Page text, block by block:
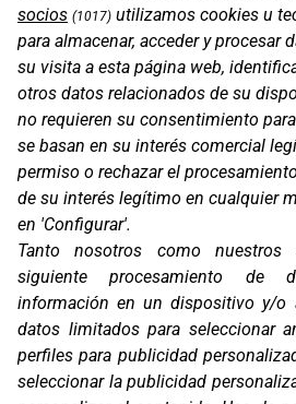
CABLE USB-C /
socios (1017) utilizamos cookies u
para almacenar, acceder y procesar
su visita a esta página web,
otros datos relacionados de su
no requieren su consentimiento
se basan en su interés comercial
permiso o rechazar el
de su interés legítimo en cualquier
en 'Configurar'.
Tanto nosotros como nuestros
siguiente procesamiento de
información en un dispositivo y/o
datos limitados para seleccionar
perfiles para publicidad
seleccionar la publicidad